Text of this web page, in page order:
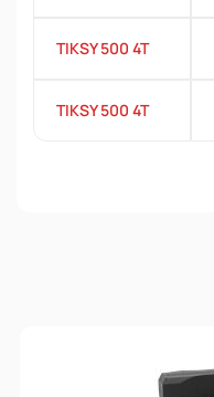
TIKSY 500 4T
TIKSY 500 4T